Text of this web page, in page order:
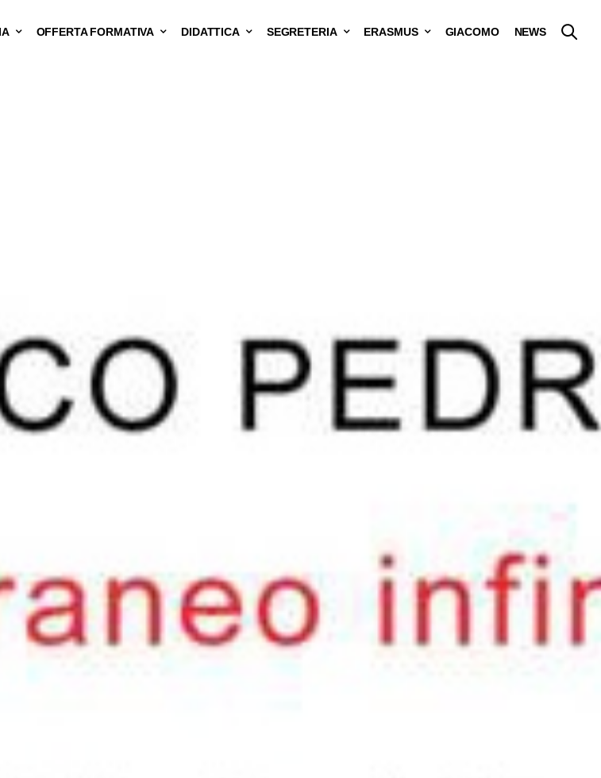
OFFERTA FORMATIVA DIDATTICA SEGRETERIA ERASMUS GIACOMO NEWS